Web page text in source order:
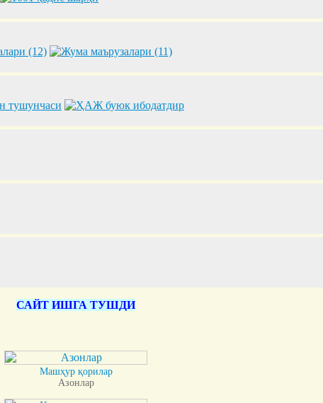
САЙТ ИШГА ТУШДИ
Машҳур қорилар
Азонлар